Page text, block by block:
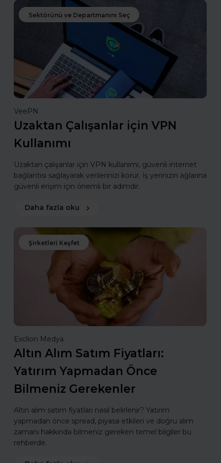
Sektörünü ve Departmanını Seç
VeePN
Uzaktan Çalışanlar için VPN
Kullanımı
Uzaktan çalışanlar için VPN kullanımı, güvenli internet
bağlantısı sağlayarak verilerinizi korur. İş yerinizin ağlarına
güvenli erişim için önemli bir adımdır.
Daha fazla oku
Şirketleri Keşfet
Exclion Medya
Altın Alım Satım Fiyatları:
Yatırım Yapmadan Önce
Bilmeniz Gerekenler
Altın alım satım fiyatları nasıl belirlenir? Yatırım
yapmadan önce spread, piyasa etkileri ve doğru alım
zamanı hakkında bilmeniz gereken temel bilgiler bu
rehberde.